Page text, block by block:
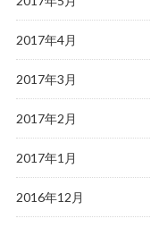
2017年4月
2017年3月
2017年2月
2017年1月
2016年12月